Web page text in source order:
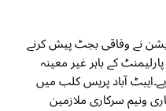
نے وفاقی بجٹ پیش کرنے
کے باہر غیر معینہ
آباد پریس کلب میں
ونیم سرکاری ملازمین